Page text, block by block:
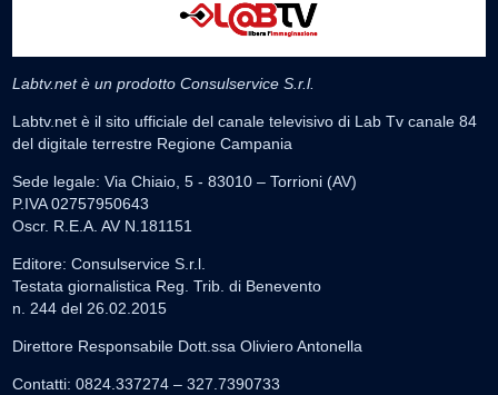
Labtv.net è un prodotto Consulservice S.r.l.
Labtv.net è il sito ufficiale del canale televisivo di Lab Tv canale 84
del digitale terrestre Regione Campania
Sede legale: Via Chiaio, 5 - 83010 – Torrioni (AV)
P.IVA 02757950643
Oscr. R.E.A. AV N.181151
Editore: Consulservice S.r.l.
Testata giornalistica Reg. Trib. di Benevento
n. 244 del 26.02.2015
Direttore Responsabile Dott.ssa Oliviero Antonella
Contatti: 0824.337274 – 327.7390733